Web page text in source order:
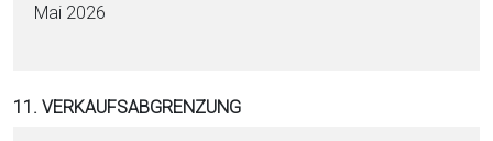
Mai 2026
11. VERKAUFSABGRENZUNG